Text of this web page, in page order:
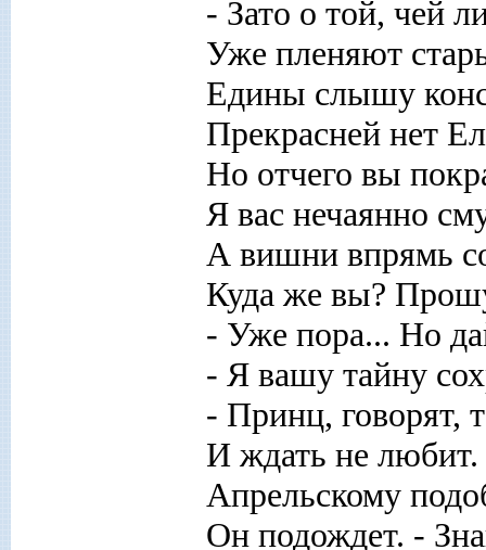
- Зато о той, чей
Уже пленяют
Едины слышу
Прекрасней нет
Но отчего вы
Я вас нечаянно
А вишни впрямь
Куда же вы?
- Уже пора... Но
- Я вашу тайну
- Принц, говорят,
И ждать не
Апрельскому
Он подождет. -